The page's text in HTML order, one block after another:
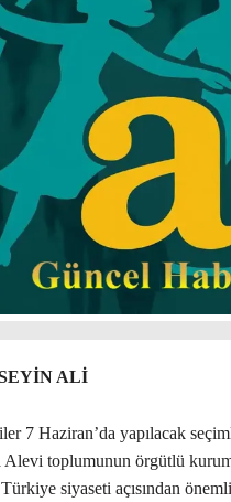
ALİ
7 Haziran’da yapılacak
Alevi toplumunun örgütlü
siyaseti açısından